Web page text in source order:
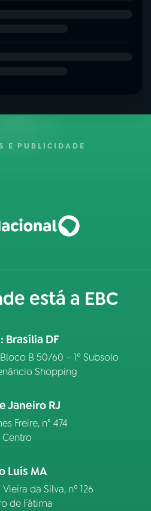
E PUBLICIDADE
está a EBC
Brasília DF
B 50/60 – 1º Subsolo
Shopping
Janeiro RJ
Freire, n° 474
Centro
Luís MA
da Silva, nº 126
de Fátima